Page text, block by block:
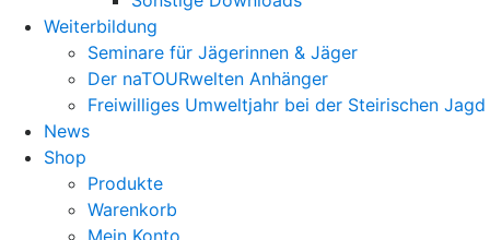
Weiterbildung
Seminare für Jägerinnen & Jäger
Der naTOURwelten Anhänger
Freiwilliges Umweltjahr bei der Steirischen Jagd
News
Shop
Produkte
Warenkorb
Mein Konto